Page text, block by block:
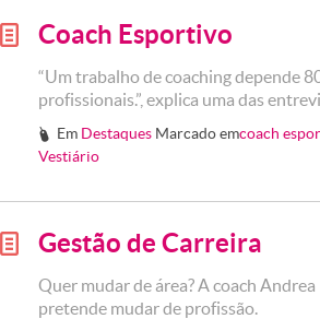
g Coach Esportivo
“Um trabalho de coaching depende
profissionais.”, explica uma das
# Em Destaques Marcado emcoach
Vestiário
g Gestão de Carreira
Quer mudar de área? A coach
pretende mudar de profissão.